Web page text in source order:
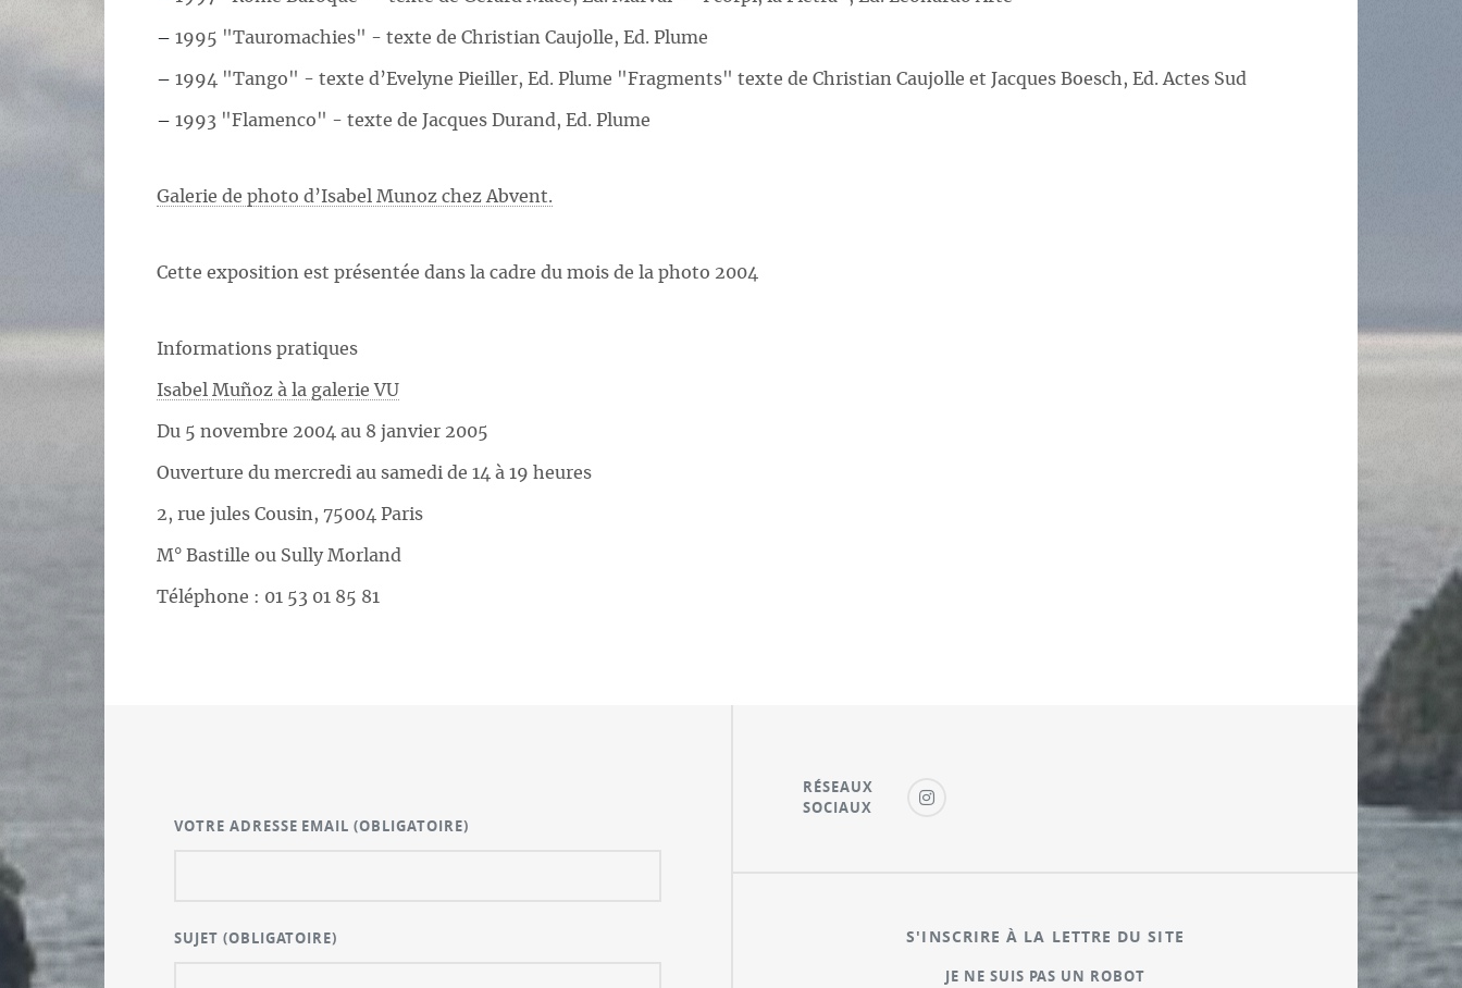
– 1995 "Tauromachies" - texte de Christian Caujolle, Ed. Plume
– 1994 "Tango" - texte d’Evelyne Pieiller, Ed. Plume "Fragments" texte de Christian Caujolle et Jacques Boesch, Ed. Actes Sud
– 1993 "Flamenco" - texte de Jacques Durand, Ed. Plume
Galerie de photo d’Isabel Munoz chez Abvent.
Cette exposition est présentée dans la cadre du mois de la photo 2004
Informations pratiques
Isabel Muñoz à la galerie VU
Du 5 novembre 2004 au 8 janvier 2005
Ouverture du mercredi au samedi de 14 à 19 heures
2, rue jules Cousin, 75004 Paris
M° Bastille ou Sully Morland
Téléphone : 01 53 01 85 81
VOTRE ADRESSE EMAIL(OBLIGATOIRE)
SUJET (OBLIGATOIRE)
RÉSEAUX
SOCIAUX
S'INSCRIRE À LA LETTRE DU SITE
JE NE SUIS PAS UN ROBOT